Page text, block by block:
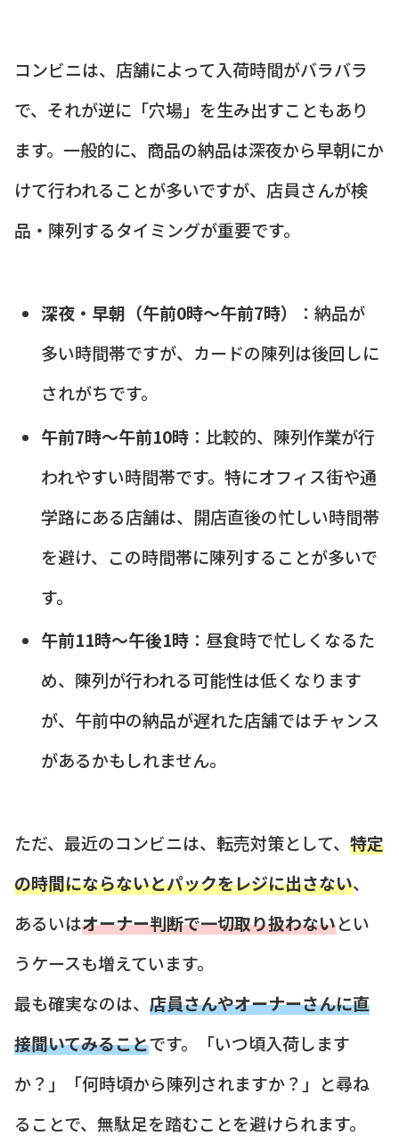
コンビニは、店舗によって入荷時間がバラバラ
で、それが逆に「穴場」を生み出すこともあり
ます。一般的に、商品の納品は深夜から早朝にか
けて行われることが多いですが、店員さんが検
品・陳列するタイミングが重要です。
深夜・早朝（午前0時～午前7時）
：納品が
多い時間帯ですが、カードの陳列は後回しに
されがちです。
午前7時～午前10時：比較的、陳列作業が行
われやすい時間帯です。特にオフィス街や通
学路にある店舗は、開店直後の忙しい時間帯
を避け、この時間帯に陳列することが多いで
す。
午前11時～午後1時：昼食時で忙しくなるた
め、陳列が行われる可能性は低くなります
が、午前中の納品が遅れた店舗ではチャンス
があるかもしれません。
ただ、最近のコンビニは、転売対策として、 特定
の時間にならないとパックをレジに出さない、
あるいはオーナー判断で一切取り扱わないとい
うケースも増えています。
最も確実なのは、 店員さんやオーナーさんに直
接聞いてみることです。「いつ頃入荷します
か？」「何時頃から陳列されますか？」と尋ね
ることで、無駄足を踏むことを避けられます。